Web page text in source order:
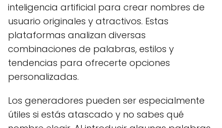
inteligencia artificial para crear nombres de
usuario originales y atractivos. Estas
plataformas analizan diversas
combinaciones de palabras, estilos y
tendencias para ofrecerte opciones
personalizadas.
Los generadores pueden ser especialmente
útiles si estás atascado y no sabes qué